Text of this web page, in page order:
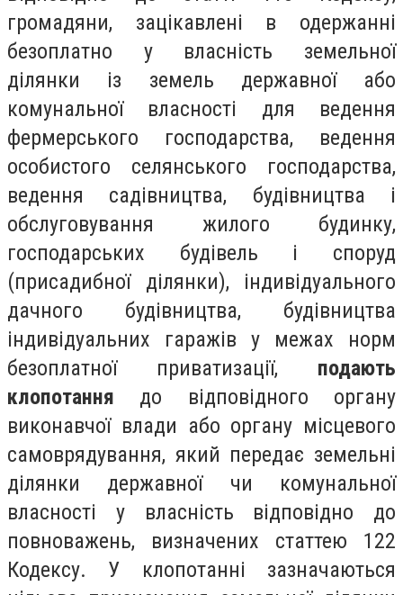
громадяни, зацікавлені в одержанні
безоплатно у власність земельної
ділянки із земель державної або
комунальної власності для ведення
фермерського господарства, ведення
особистого селянського господарства,
ведення садівництва, будівництва і
обслуговування жилого будинку,
господарських будівель і споруд
(присадибної ділянки), індивідуального
дачного будівництва, будівництва
індивідуальних гаражів у межах норм
безоплатної приватизації, подають
клопотання до відповідного органу
виконавчої влади або органу місцевого
самоврядування, який передає земельні
ділянки державної чи комунальної
власності у власність відповідно до
повноважень, визначених статтею 122
Кодексу. У клопотанні зазначаються